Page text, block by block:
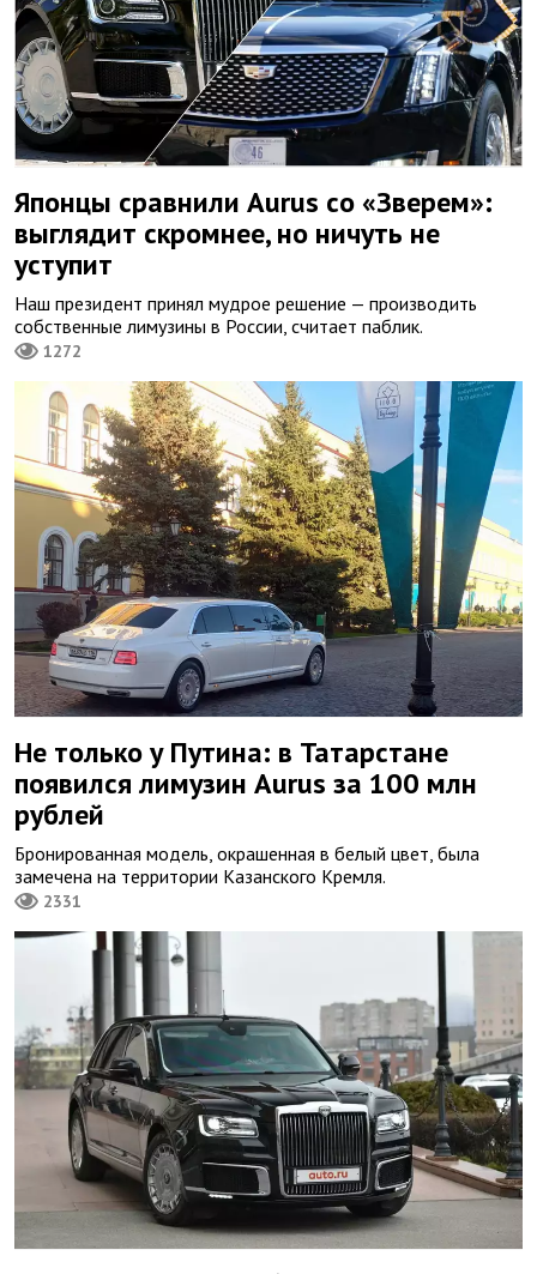
Японцы сравнили Aurus со «Зверем»:
выглядит скромнее, но ничуть не
уступит
Наш президент принял мудрое решение — производить
собственные лимузины в России, считает паблик.
1272
Не только у Путина: в Татарстане
появился лимузин Aurus за 100 млн
рублей
Бронированная модель, окрашенная в белый цвет, была
замечена на территории Казанского Кремля.
2331